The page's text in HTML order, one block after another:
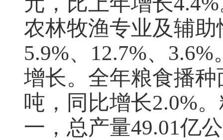
农林牧渔专业及辅
5.9%、 12.7%、 3.6%
增长。全年粮食播种
吨，同比增长2.0%
一，总产量49.01亿